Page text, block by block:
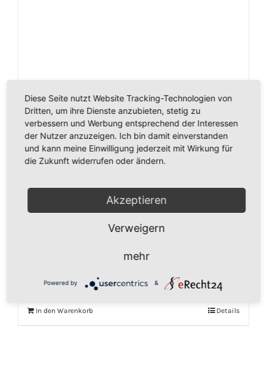
2 Reinigungstücher für den Kobold
Wischsauger SP520, SP 530, Vorwerk
In den Warenkorb Details
Diese Seite nutzt Website Tracking-Technologien von
Dritten, um ihre Dienste anzubieten, stetig zu
verbessern und Werbung entsprechend der Interessen
der Nutzer anzuzeigen. Ich bin damit einverstanden
und kann meine Einwilligung jederzeit mit Wirkung für
die Zukunft widerrufen oder ändern.
Akzeptieren
Verweigern
mehr
Powered by &